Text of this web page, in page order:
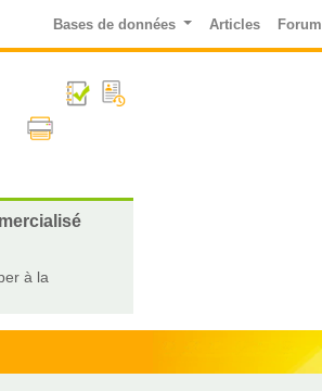
Bases de données Articles Forum
à la